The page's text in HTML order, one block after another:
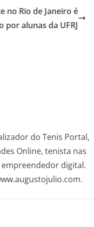
no Rio de Janeiro é
por alunas da UFRJ
do Tenis Portal,
Online, tenista nas
digital.